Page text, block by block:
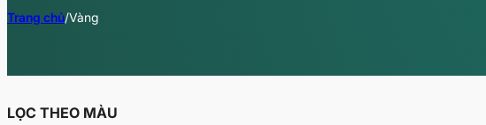
Trang chủ/Vàng
LỌC THEO MÀU